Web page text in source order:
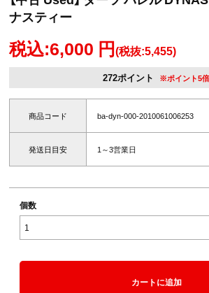
ナスティー
税込:6,000 円(税抜:5,455)
272ポイント ※ポイント5倍
商品コード ba-dyn-000-2010061006253
発送日目安 1～3営業日
個数
カートに追加